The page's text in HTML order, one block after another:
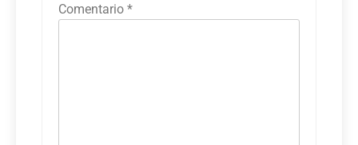
Comentario *